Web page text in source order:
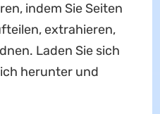
indem Sie Seiten
extrahieren,
Laden Sie sich
herunter und